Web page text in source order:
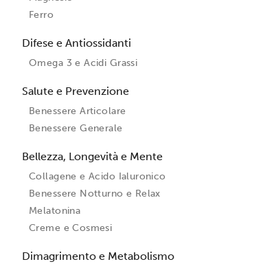
Ferro
Difese e Antiossidanti
Omega 3 e Acidi Grassi
Salute e Prevenzione
Benessere Articolare
Benessere Generale
Bellezza, Longevità e Mente
Collagene e Acido Ialuronico
Benessere Notturno e Relax
Melatonina
Creme e Cosmesi
Dimagrimento e Metabolismo